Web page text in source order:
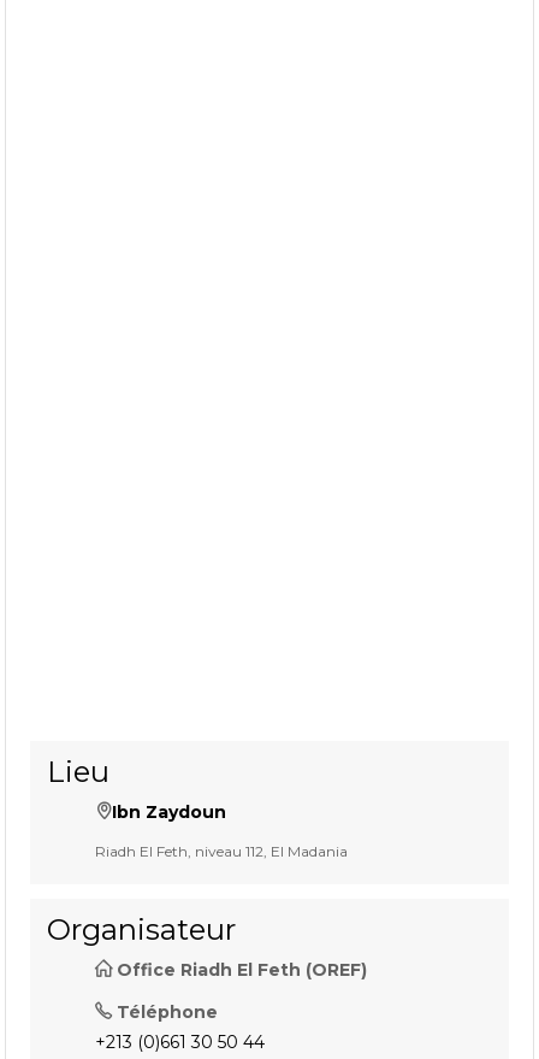
Lieu
Ibn Zaydoun
Riadh El Feth, niveau 112, El Madania
Organisateur
Office Riadh El Feth (OREF)
Téléphone
+213 (0)661 30 50 44